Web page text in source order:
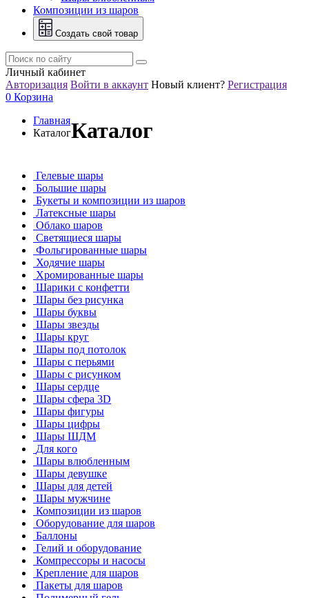
Композиции из шаров
Создать свой товар
Личный кабинет
Авторизация Войти в аккаунт Новый клиент? Регистрация
0 Корзина
Главная
КаталогКаталог
Гелевые шары
Большие шары
Букеты и композиции из шаров
Латексные шары
Облако шаров
Светящиеся шары
Фольгированные шары
Ходячие шары
Хромированные шары
Шарики с конфетти
Шары без рисунка
Шары буквы
Шары звезды
Шары круг
Шары под потолок
Шары с перьями
Шары с рисунком
Шары сердце
Шары сфера 3D
Шары фигуры
Шары цифры
Шары ШДМ
Для кого
Шары влюбленным
Шары девушке
Шары для детей
Шары мужчине
Композиции из шаров
Оборудование для шаров
Баллоны
Гелий и оборудование
Компрессоры и насосы
Крепление для шаров
Пакеты для шаров